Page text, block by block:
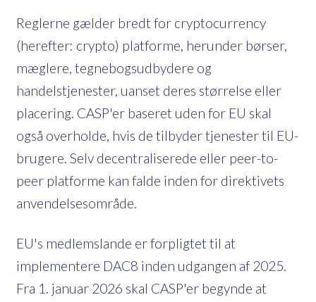
Reglerne gælder bredt for cryptocurrency
(herefter: crypto) platforme, herunder børser,
mæglere, tegnebogsudbydere og
handelstjenester, uanset deres størrelse eller
placering. CASP'er baseret uden for EU skal
også overholde, hvis de tilbyder tjenester til EU-
brugere. Selv decentraliserede eller peer-to-
peer platforme kan falde inden for direktivets
anvendelsesområde.
EU's medlemslande er forpligtet til at
implementere DAC8 inden udgangen af ​​2025.
Fra 1. januar 2026 skal CASP'er begynde at